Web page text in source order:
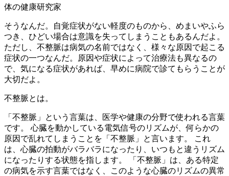
体の健康研究家
そうなんだ。自覚症状がない軽度のものから、めまいやふら
つき、ひどい場合は意識を失ってしまうこともあるんだよ。
ただし、不整脈は病気の名前ではなく、様々な原因で起こる
症状の一つなんだ。原因や症状によって治療法も異なるの
で、気になる症状があれば、早めに病院で診てもらうことが
大切だよ。
不整脈とは。
「不整脈」という言葉は、医学や健康の分野で使われる言葉
です。 心臓を動かしている電気信号のリズムが、何らかの
原因で乱れてしまうことを「不整脈」と言います。 これ
は、心臓の拍動がバラバラになったり、いつもと違うリズム
になったりする状態を指します。 「不整脈」は、ある特定
の病気を示す言葉ではなく、このような心臓のリズムの異常